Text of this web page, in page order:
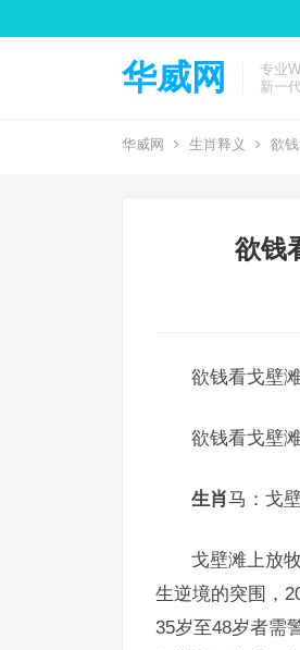
华威网
专业
新一
华威网 生肖释义 欲
欲钱
欲钱看戈壁
欲钱看戈壁
生肖马：戈
戈壁滩上放
生逆境的突围，
35岁至48岁者需